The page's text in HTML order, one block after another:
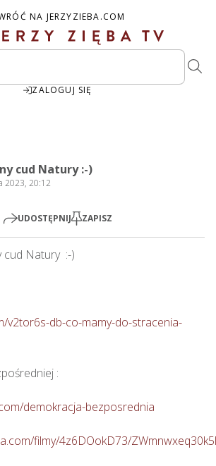
NA JERZYZIEBA.COM
ZALOGUJ SIĘ
Play
cud Natury :-)
2023, 20:12
UDOSTĘPNIJ ZAPISZ
Natury  :-)
v2tor6s-db-co-mamy-do-stracenia-
:
demokracja-bezposrednia
filmy/4z6DOokD73/